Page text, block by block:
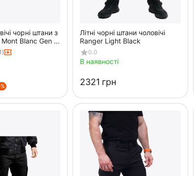
чорні штани з
Blanc Gen 2
Літні чорні штани чоловічі
Ranger Light Black
0.0
В наявності
‍2321‍ грн